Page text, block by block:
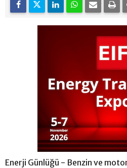
Enerji Günlüğü - Benzin ve